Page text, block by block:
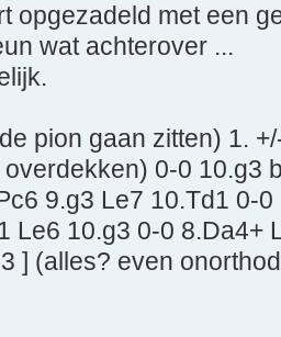
opgezadeld met een
wat achterover ...
pion gaan zitten) 1.
0-0 10.g3
9.g3 Le7 10.Td1 0-
Le6 10.g3 0-0 8.Da4+
] (alles? even